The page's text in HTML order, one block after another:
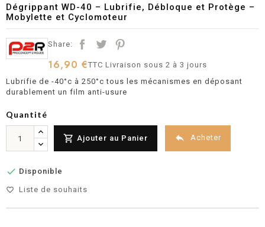
Dégrippant WD-40 – Lubrifie, Débloque et Protège –
Mobylette et Cyclomoteur
Share:
16,90 €TTCLivraison sous 2 à 3 jours
Lubrifie de -40°c à 250°c tous les mécanismes en déposant
durablement un film anti-usure
Quantité
 Ajouter au Panier  Acheter
 Disponible
favorite_border Liste de souhaits